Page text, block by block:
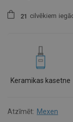
21 cilvēkiem
Keramikas kasetne
Atzīmēt: Mexen